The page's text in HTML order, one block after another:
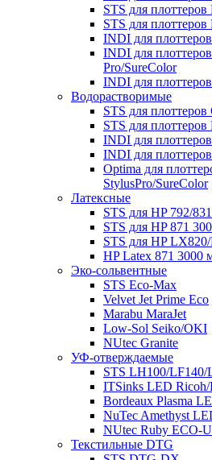
STS для
STS для
INDI для
INDI для
Pro/SureColor
INDI для
Водорастворимые
STS для плоттеров
STS для
INDI для
INDI для
Optima для
StylusPro/SureColor
Латексные
STS для HP 792/831
STS для HP 871
STS для HP
HP Latex 871 3000
Эко-сольвентные
STS Eco-Max
Velvet Jet Prime Eco
Marabu MaraJet
Low-Sol Seiko/OKI
NUtec Granite
УФ-отверждаемые
STS LH100/LF140/
ITSinks LED
Bordeaux Plasma
NuTec Amethyst
NUtec Ruby ECO-
Текстильные DTG